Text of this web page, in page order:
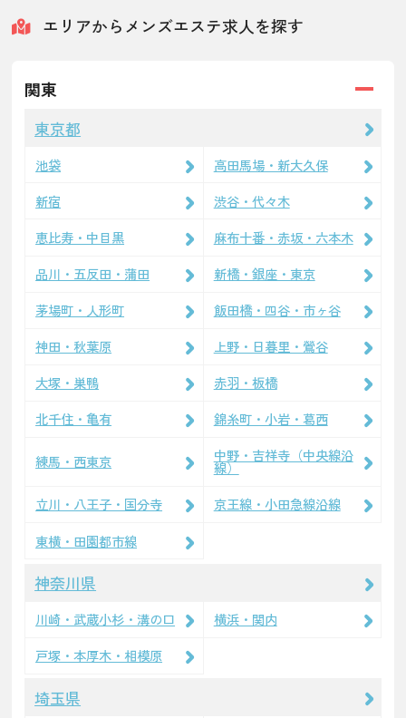
エリアからメンズエステ求人を探す
関東
東京都
池袋
高田馬場・新大久保
新宿
渋谷・代々木
恵比寿・中目黒
麻布十番・赤坂・六本木
品川・五反田・蒲田
新橋・銀座・東京
茅場町・人形町
飯田橋・四谷・市ヶ谷
神田・秋葉原
上野・日暮里・鶯谷
大塚・巣鴨
赤羽・板橋
北千住・亀有
錦糸町・小岩・葛西
練馬・西東京 中野・吉祥寺（中央線沿
線）
立川・八王子・国分寺
京王線・小田急線沿線
東横・田園都市線
神奈川県
川崎・武蔵小杉・溝の口
横浜・関内
戸塚・本厚木・相模原
埼玉県